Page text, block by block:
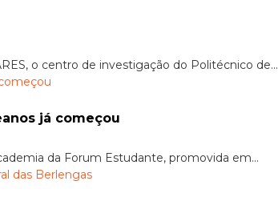
o centro de investigação do Politécnico de...
já começou
da Forum Estudante, promovida em...